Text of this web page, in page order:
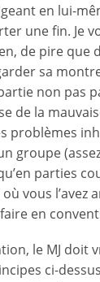
en lui-
une fin. Je
de pire que
sa
non pas
de la
problèmes
groupe
parties
vous l’avez
en
le MJ doit
ci-